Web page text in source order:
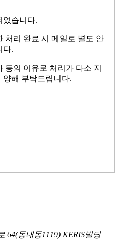
었습니다.
처리 완료 시 메일로 별도 안
다.
등의 이유로 처리가 다소 지
양해 부탁드립니다.
64(동내동1119) KERIS빌딩